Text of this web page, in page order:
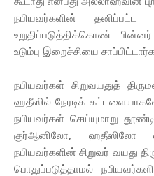
நபியவர்களின் தனிப்பட்ட
உறுதிப்படுத்திக்கொண்ட
உடும்பு இறைச்சியை
நபியவர்கள் சிறுவயதுத்
ஹதீஸில் நேரடிக்
நபியவர்கள் செய்யுமாறு
குர்ஆனிலோ, ஹதீஸிலோ
நபியவர்களின் சிறுவர் வயது
பொதுப்படுத்தாமல்